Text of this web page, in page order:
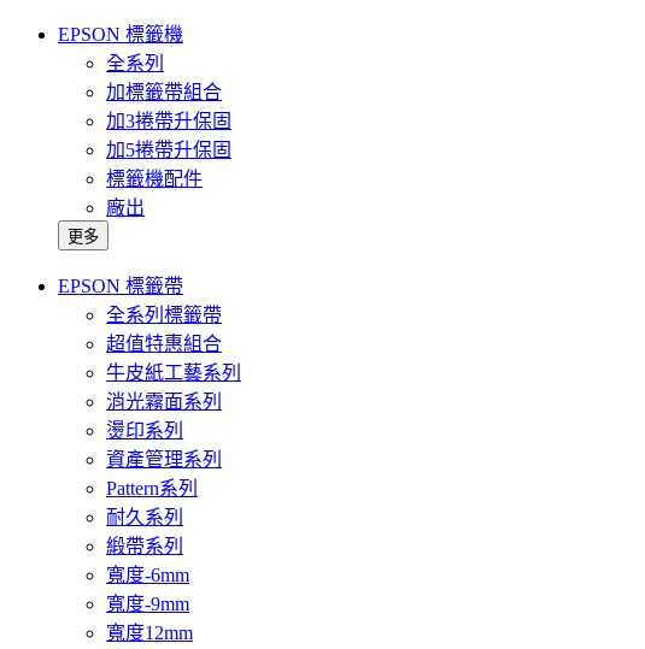
EPSON 標籤機
全系列
加標籤帶組合
加3捲帶升保固
加5捲帶升保固
標籤機配件
廠出
更多
EPSON 標籤帶
全系列標籤帶
超值特惠組合
牛皮紙工藝系列
消光霧面系列
燙印系列
資產管理系列
Pattern系列
耐久系列
緞帶系列
寬度-6mm
寬度-9mm
寬度12mm